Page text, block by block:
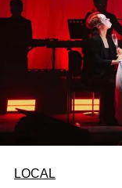
LOCAL